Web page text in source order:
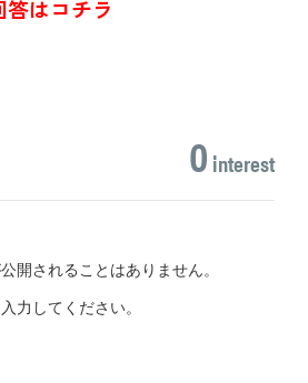
はコチラ
0 interest
開されることはありません。
力してください。